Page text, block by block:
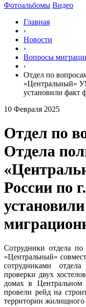
Фотоальбомы Видео
Главная
›
Новости
›
Вопросы
›
Отдел по
«Центральный»
установили факт
10 Февраля 2025
Отдел по
Отдела
России по
Сотрудники отдела
«Центральный»
сотрудниками
проверки двух
домах в Центральном
провели рейд на
территории жилищного